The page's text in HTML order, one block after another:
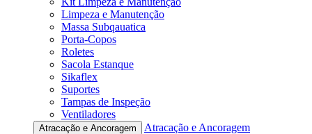
Limpeza e Manutenção
Massa Subqauatica
Porta-Copos
Roletes
Sacola Estanque
Sikaflex
Suportes
Tampas de Inspeção
Ventiladores
Atracação e Ancoragem
Atracação e Ancoragem